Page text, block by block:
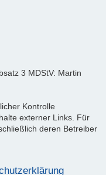
3 MDStV: Martin
Kontrolle
externer Links. Für
deren Betreiber